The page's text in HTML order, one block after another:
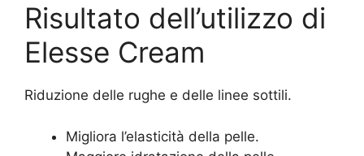
Risultato dell’utilizzo di
Elesse Cream
Riduzione delle rughe e delle linee sottili.
Migliora l’elasticità della pelle.